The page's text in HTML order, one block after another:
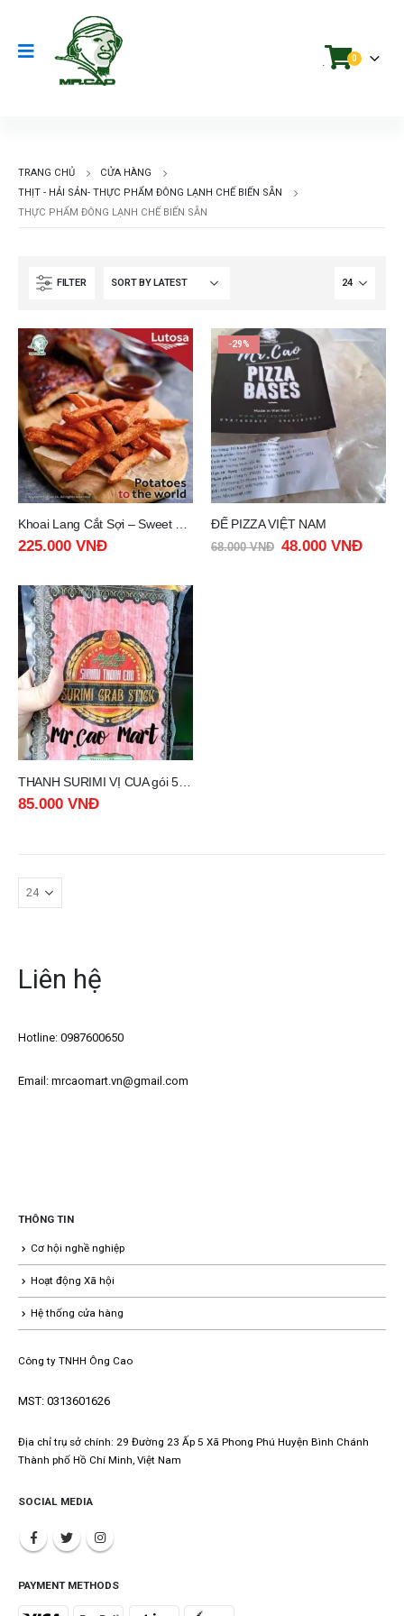
. 0
TRANG CHỦ
CỬA HÀNG
THỊT - HẢI SẢN- THỰC PHẨM ĐÔNG LẠNH CHẾ BIẾN SẴN
THỰC PHẨM ĐÔNG LẠNH CHẾ BIẾN SẴN
FILTER
Khoai Lang Cắt Sợi – Sweet Potato Frites 10/10 mm 2,5kg
225.000 VNĐ
-29%
ĐẾ PIZZA VIỆT NAM
68.000VNĐ 48.000 VNĐ
85.000 VNĐ
Liên hệ
Hotline: 0987600650
Email: mrcaomart.vn@gmail.com
THÔNG TIN
Cơ hội nghề nghiệp
Hoạt động Xã hội
Hệ thống cửa hàng
Công ty TNHH Ông Cao
MST: 0313601626
Địa chỉ trụ sở chính: 29 Đường 23 Ấp 5 Xã Phong Phú Huyện Bình Chánh
Thành phố Hồ Chí Minh, Việt Nam
SOCIAL MEDIA
PAYMENT METHODS